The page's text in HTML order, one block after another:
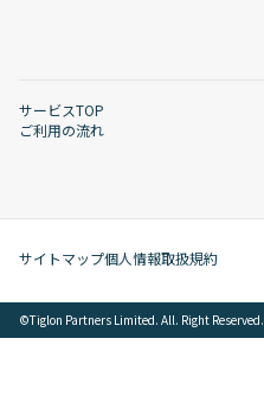
サービスTOP
ご利用の流れ
サイトマップ個人情報取扱規約
©︎Tiglon Partners Limited. All. Right Reserved.